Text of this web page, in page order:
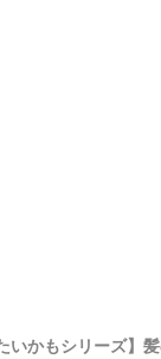
いかもシリーズ】